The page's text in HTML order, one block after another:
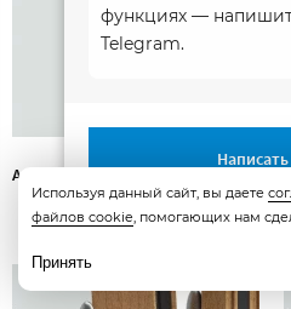
функциях —
Telegram.
Используя данный сайт, вы даете
файлов cookie, помогающих нам
Принять
Анодирование. Черный